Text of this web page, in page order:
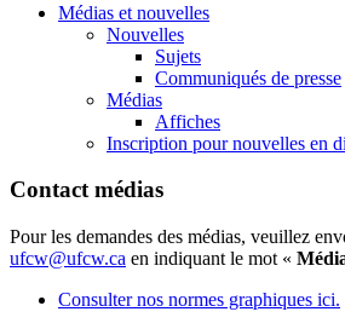
Médias et nouvelles
Nouvelles
Sujets
Communiqués de presse
Médias
Affiches
Inscription pour nouvelles en
Contact médias
Pour les demandes des médias, veuillez
ufcw@ufcw.ca en indiquant le mot «
Consulter nos normes graphiques ici.